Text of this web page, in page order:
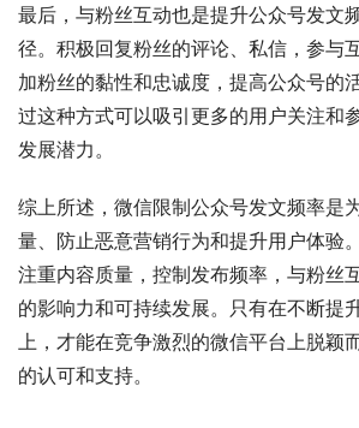
最后，与粉丝互动也是提升公众号发文
径。积极回复粉丝的评论、私信，参与
加粉丝的黏性和忠诚度，提高公众号的
过这种方式可以吸引更多的用户关注和
发展潜力。
综上所述，微信限制公众号发文频率是
量、防止恶意营销行为和提升用户体验
注重内容质量，控制发布频率，与粉丝
的影响力和可持续发展。只有在不断提
上，才能在竞争激烈的微信平台上脱颖
的认可和支持。